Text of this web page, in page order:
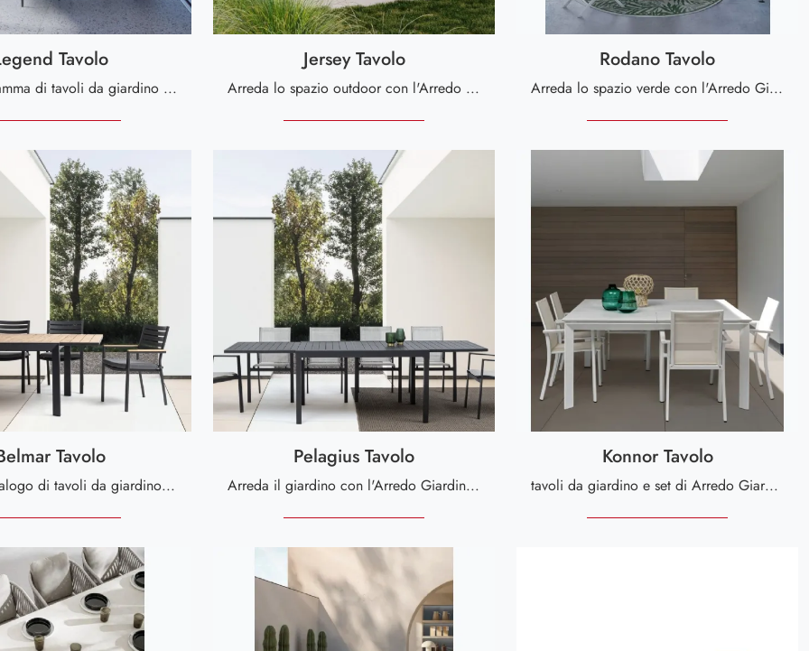
Tavolo
Una ricca gamma di tavoli da giardino in legno ti aspetta nel nostro punto vendita: clicca e scopri il modello Legend Tavolo di Bizzotto.
Jersey Tavolo
Arreda lo spazio outdoor con l'Arredo Giardino Bizzotto! Set e tavoli da giardino in legno, come il modello Jersey Tavolo, ti attendono!
Rodano Tavolo
Arreda lo spazio verde con l'Arredo Giardino Bizzotto! Set e tavoli da giardino in legno, come il modello Rodano Tavolo, ti attendono!
Tavolo
Un ricco catalogo di tavoli da giardino in metallo ti sta aspettando nel nostro punto vendita: clicca e scopri il modello Belmar Tavolo di Bizzotto.
Pelagius Tavolo
Arreda il giardino con l'Arredo Giardino Bizzotto! Set e tavoli da giardino in metallo, come il modello Pelagius Tavolo, ti aspettano!
Konnor Tavolo
tavoli da giardino e set di Arredo Giardino delle migliori marche: ottieni informazioni sul modello Konnor Tavolo di Bizzotto, clicca subito!